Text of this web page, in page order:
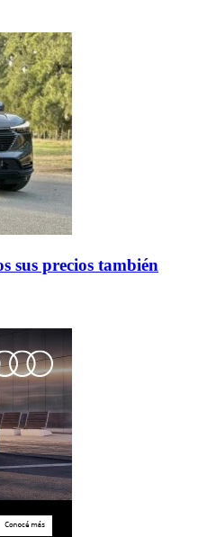
sus precios también